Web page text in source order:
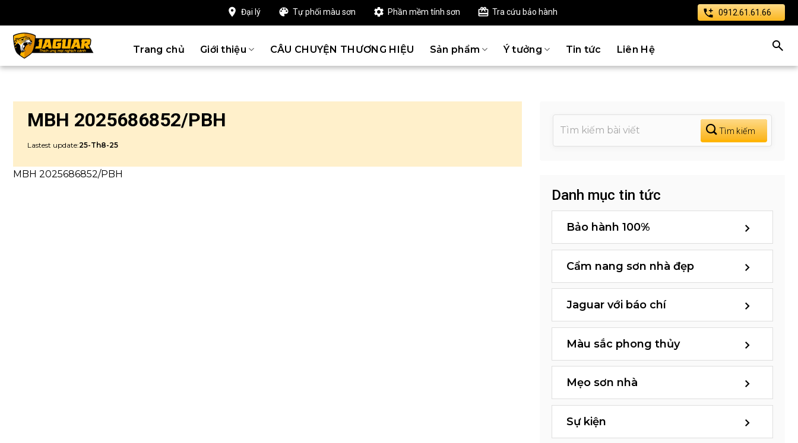
dung
Đại lý Tự phối màu sơn Phần mềm tính sơn Tra cứu bảo hành 0912.61.61.66
Trang chủ Giới thiệu CÂU CHUYỆN THƯƠNG HIỆU Sản phẩm Ý tưởng Tin tức Liên Hệ
MBH 2025686852/PBH
Lastest update:25-Th8-25
MBH 2025686852/PBH
Danh mục tin tức
Bảo hành 100%
Cẩm nang sơn nhà đẹp
Jaguar với báo chí
Màu sắc phong thủy
Mẹo sơn nhà
Sự kiện